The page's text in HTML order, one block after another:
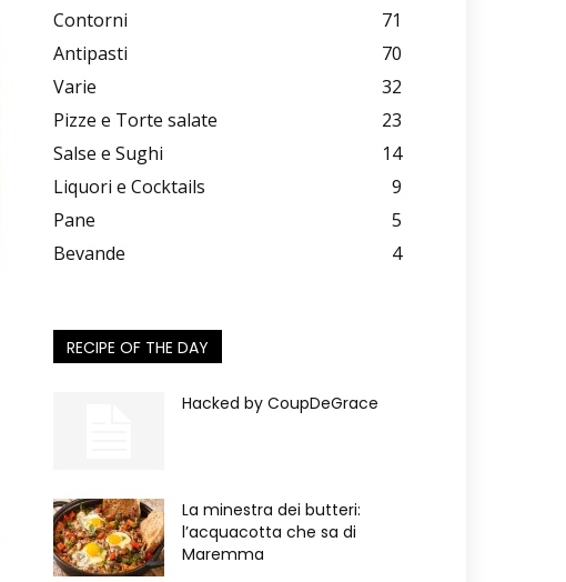
Contorni
71
Antipasti
70
Varie
32
Pizze e Torte salate
23
Salse e Sughi
14
Liquori e Cocktails
9
Pane
5
Bevande
4
RECIPE OF THE DAY
Hacked by CoupDeGrace
La minestra dei butteri:
l’acquacotta che sa di
Maremma